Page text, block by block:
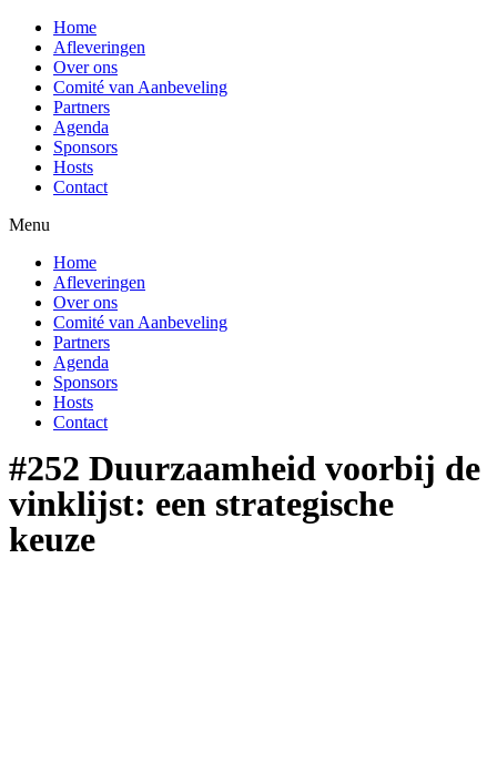
Home
Afleveringen
Over ons
Comité van Aanbeveling
Partners
Agenda
Sponsors
Hosts
Contact
Menu
Home
Afleveringen
Over ons
Comité van Aanbeveling
Partners
Agenda
Sponsors
Hosts
Contact
#252 Duurzaamheid voorbij de
vinklijst: een strategische
keuze